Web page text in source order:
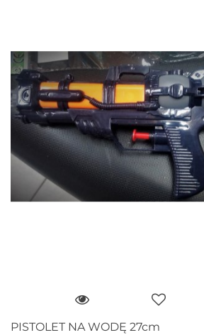
PISTOLET NA WODĘ 27cm